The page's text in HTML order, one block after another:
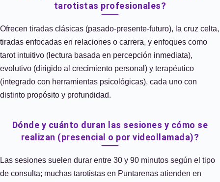
tarotistas profesionales?
Ofrecen tiradas clásicas (pasado-presente-futuro), la cruz celta,
tiradas enfocadas en relaciones o carrera, y enfoques como
tarot intuitivo (lectura basada en percepción inmediata),
evolutivo (dirigido al crecimiento personal) y terapéutico
(integrado con herramientas psicológicas), cada uno con
distinto propósito y profundidad.
Dónde y cuánto duran las sesiones y cómo se
realizan (presencial o por videollamada)?
Las sesiones suelen durar entre 30 y 90 minutos según el tipo
de consulta; muchas tarotistas en Puntarenas atienden en